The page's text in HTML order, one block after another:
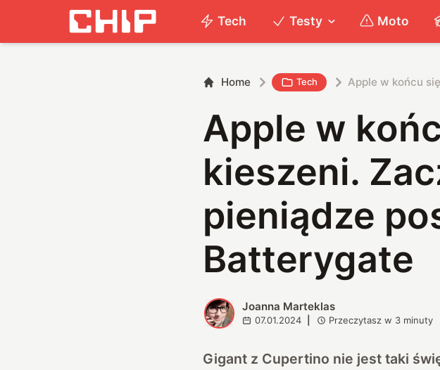
Tech Testy Moto
Home Tech Apple w końcu
Apple w
kieszeni.
pieniądze
Batterygate
J Joanna Marteklas
07.01.2024 Przeczytasz w 3 minuty
Gigant z Cupertino nie jest taki